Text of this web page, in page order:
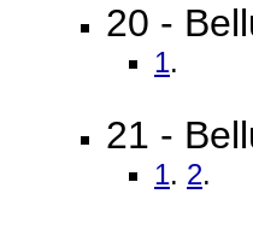
20 -
1.
21 -
1. 2.